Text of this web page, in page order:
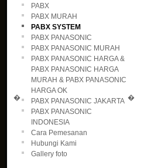
�
PABX
PABX MURAH
PABX SYSTEM
PABX PANASONIC
PABX PANASONIC MURAH
PABX PANASONIC HARGA &
PABX PANASONIC HARGA
MURAH & PABX PANASONIC
HARGA OK
PABX PANASONIC JAKARTA
PABX PANASONIC
INDONESIA
Cara Pemesanan
Hubungi Kami
Gallery foto
�